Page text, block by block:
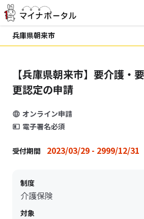
兵庫県朝来市
【兵庫県朝来市】要介護・
更認定の申請
オンライン申請
電子署名必須
受付期間 2023/03/29 - 2999/12/31
制度
介護保険
対象